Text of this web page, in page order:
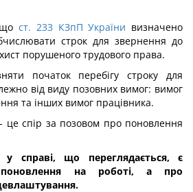
ст. 233 КЗпП України визначено
строк для звернення до
порушеного трудового права.
початок перебігу строку для
від виду позовних вимог: вимог
та інших вимог працівника.
це спір за позовом про поновлення
справі, що переглядається, є
на роботі, а про